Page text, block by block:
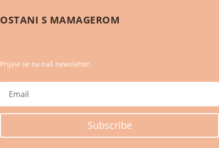
OSTANI S MAMAGEROM
Prijavi se na naš newsletter.
Subscribe